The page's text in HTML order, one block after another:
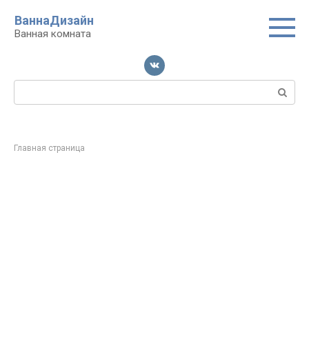
контенту
ВаннаДизайн
Ванная комната
Поиск:
Главная страница